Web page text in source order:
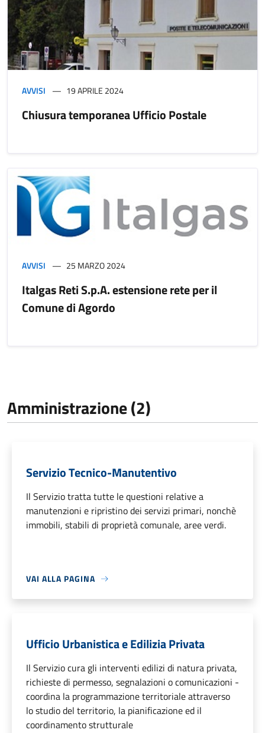
AVVISI 19 APRILE 2024
Chiusura temporanea Ufficio Postale
AVVISI 25 MARZO 2024
Italgas Reti S.p.A. estensione rete per il
Comune di Agordo
Amministrazione (2)
Servizio Tecnico-Manutentivo
Il Servizio tratta tutte le questioni relative a
manutenzioni e ripristino dei servizi primari, nonchè
immobili, stabili di proprietà comunale, aree verdi.
VAI ALLA PAGINA
Ufficio Urbanistica e Edilizia Privata
Il Servizio cura gli interventi edilizi di natura privata,
richieste di permesso, segnalazioni o comunicazioni -
coordina la programmazione territoriale attraverso
lo studio del territorio, la pianificazione ed il
coordinamento strutturale